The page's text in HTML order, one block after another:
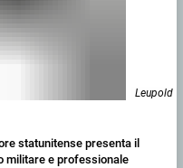
Leupold
statunitense presenta il
militare e professionale